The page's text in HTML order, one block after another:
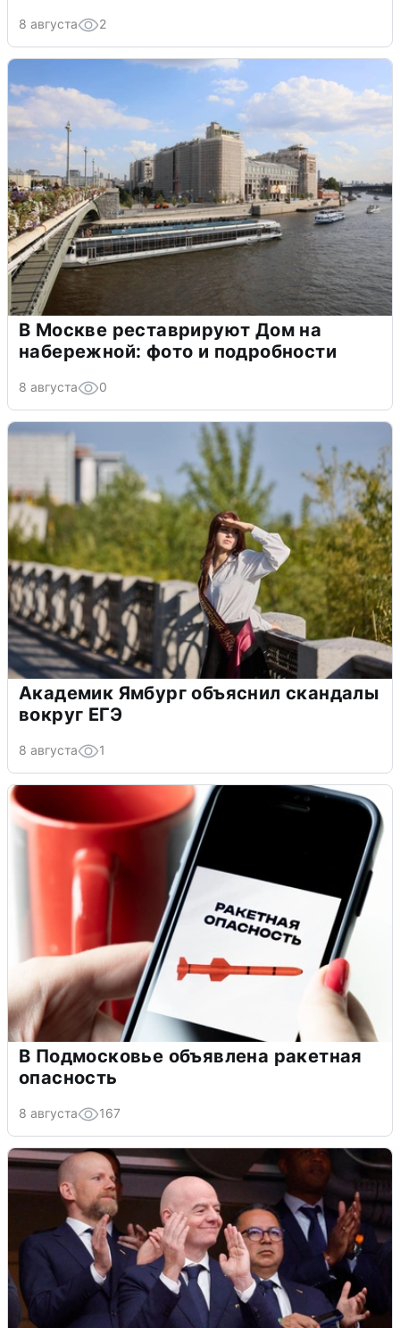
8 августа 2
В Москве реставрируют Дом на
набережной: фото и подробности
8 августа 0
Академик Ямбург объяснил скандалы
вокруг ЕГЭ
8 августа 1
В Подмосковье объявлена ракетная
опасность
8 августа 167